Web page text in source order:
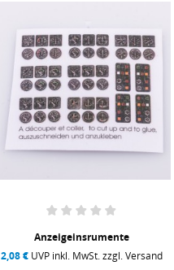
Anzeigeinsrumente
2,08 €UVP inkl. MwSt. zzgl. Versand